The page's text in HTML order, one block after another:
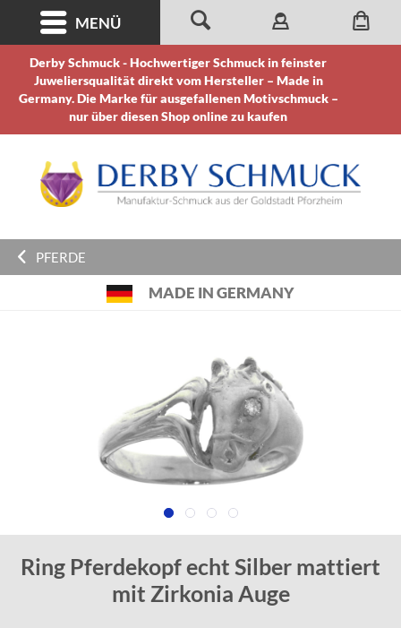
Derby Schmuck - Hochwertiger Schmuck in feinster
Juweliersqualität direkt vom Hersteller – Made in
Germany. Die Marke für ausgefallenen Motivschmuck –
nur über diesen Shop online zu kaufen
MENÜ
PFERDE
MADE IN GERMANY
Ring Pferdekopf echt Silber mattiert
mit Zirkonia Auge